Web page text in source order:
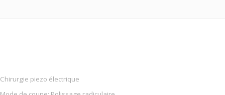
Chirurgie piezo électrique